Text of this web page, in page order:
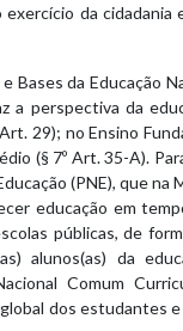
da cidadania
Bases da Educação
a perspectiva da
29); no Ensino
(§ 7º Art. 35-A).
(PNE), que na
educação em
públicas, de
alunos(as) da
Comum
dos estudantes